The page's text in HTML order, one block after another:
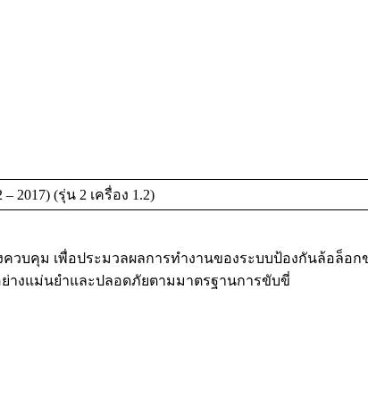
2017) (รุ่น 2 เครื่อง 1.2)
วบคุม เพื่อประมวลผลการทำงานของระบบป้องกันล้อล็อ
างแม่นยำและปลอดภัยตามมาตรฐานการขับขี่